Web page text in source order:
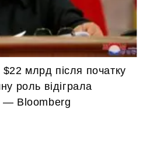
млрд після початку
роль відіграла
— Bloomberg